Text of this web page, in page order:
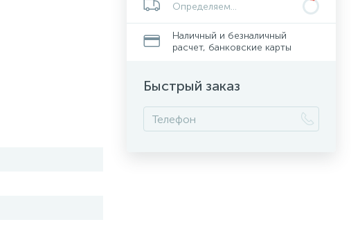
Определяем...
Наличный и безналичный
расчет, банковские карты
Быстрый заказ